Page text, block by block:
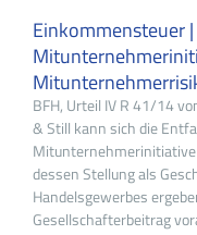
Einkommensteuer |
BFH, Urteil IV R 41/14
& Still kann sich die
Mitunternehmerinitiative
dessen Stellung als
Handelsgewerbes
Gesellschafterbeitrag